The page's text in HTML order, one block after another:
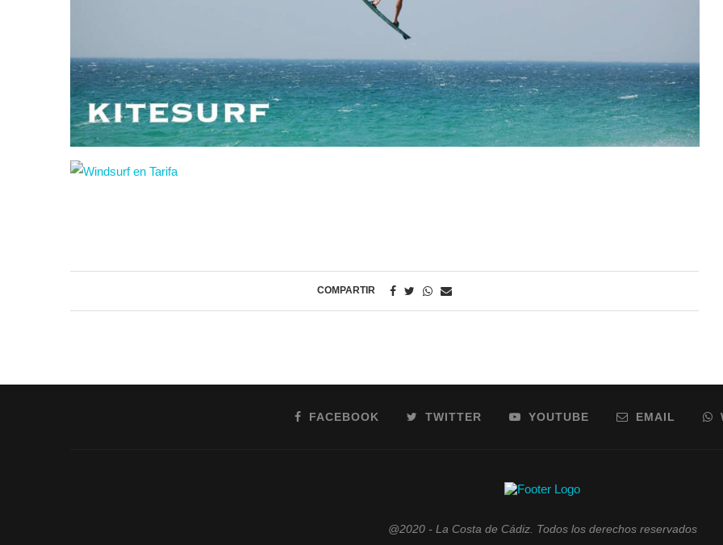
COMPARTIR
FACEBOOK TWITTER YOUTUBE EMAIL
@2020 - La Costa de Cádiz. Todos los derechos reservados